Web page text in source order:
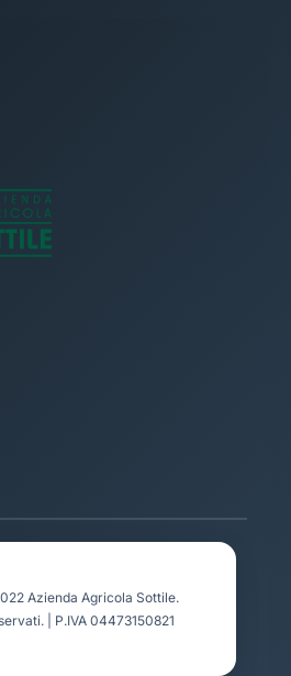
Azienda Agricola Sottile.
| P.IVA 04473150821